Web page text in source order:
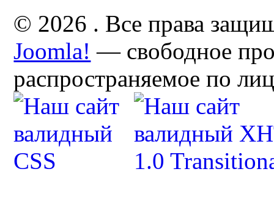
© 2026 . Все права
Joomla! — свободное
распространяемое по